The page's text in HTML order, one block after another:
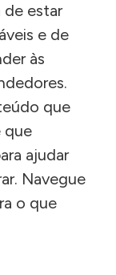
de estar
e de
às
que
que
ajudar
Navegue
o que